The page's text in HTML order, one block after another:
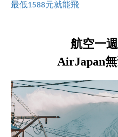
最低1588元就能飛
航空一
AirJapan